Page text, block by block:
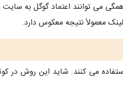
می‌ توانند اعتماد گوگل به
معمولاً نتیجه معکوس دارد.
می‌ کنند. شاید این روش در